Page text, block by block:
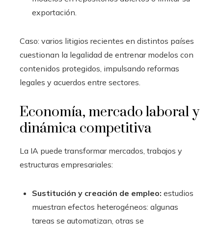
exportación.
Caso: varios litigios recientes en distintos países
cuestionan la legalidad de entrenar modelos con
contenidos protegidos, impulsando reformas
legales y acuerdos entre sectores.
Economía, mercado laboral y
dinámica competitiva
La IA puede transformar mercados, trabajos y
estructuras empresariales:
Sustitución y creación de empleo: estudios
muestran efectos heterogéneos: algunas
tareas se automatizan, otras se